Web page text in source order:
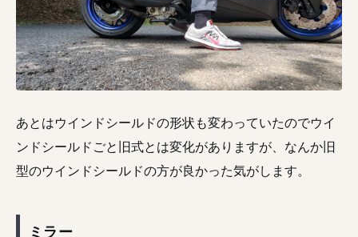
あとはウインドシールドの形状も変わっていたのでウイ
ンドシールドごと旧式とは変化がありますが、なんか旧
型のウインドシールドの方が良かった気がします。
ミラー